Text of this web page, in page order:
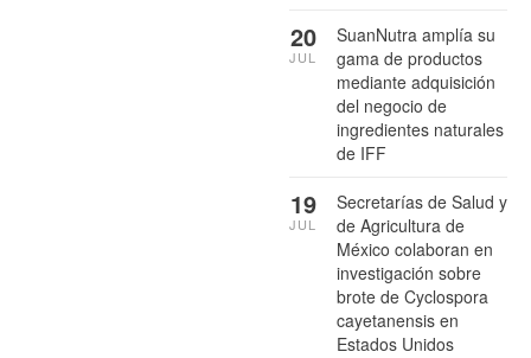
SuanNutra amplía su
gama de productos
mediante adquisición
del negocio de
ingredientes naturales
de IFF
20
JUL
Secretarías de Salud y
de Agricultura de
México colaboran en
investigación sobre
brote de Cyclospora
cayetanensis en
Estados Unidos
19
JUL